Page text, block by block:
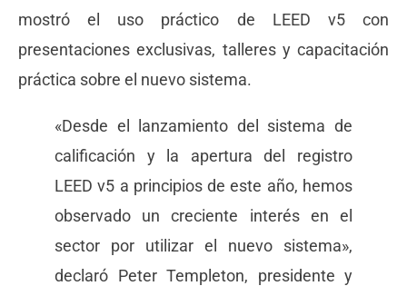
mostró el uso práctico de LEED v5 con
presentaciones exclusivas, talleres y capacitación
práctica sobre el nuevo sistema.
«Desde el lanzamiento del sistema de
calificación y la apertura del registro
LEED v5 a principios de este año, hemos
observado un creciente interés en el
sector por utilizar el nuevo sistema»,
declaró Peter Templeton, presidente y